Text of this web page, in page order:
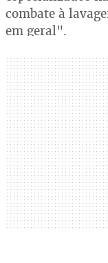
combate à
em geral".